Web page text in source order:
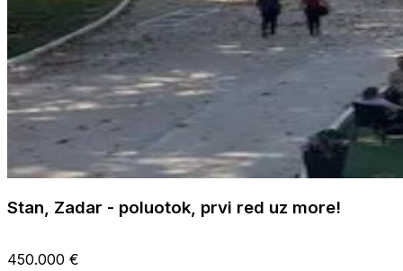
Stan, Zadar - poluotok, prvi red uz more!
450.000 €